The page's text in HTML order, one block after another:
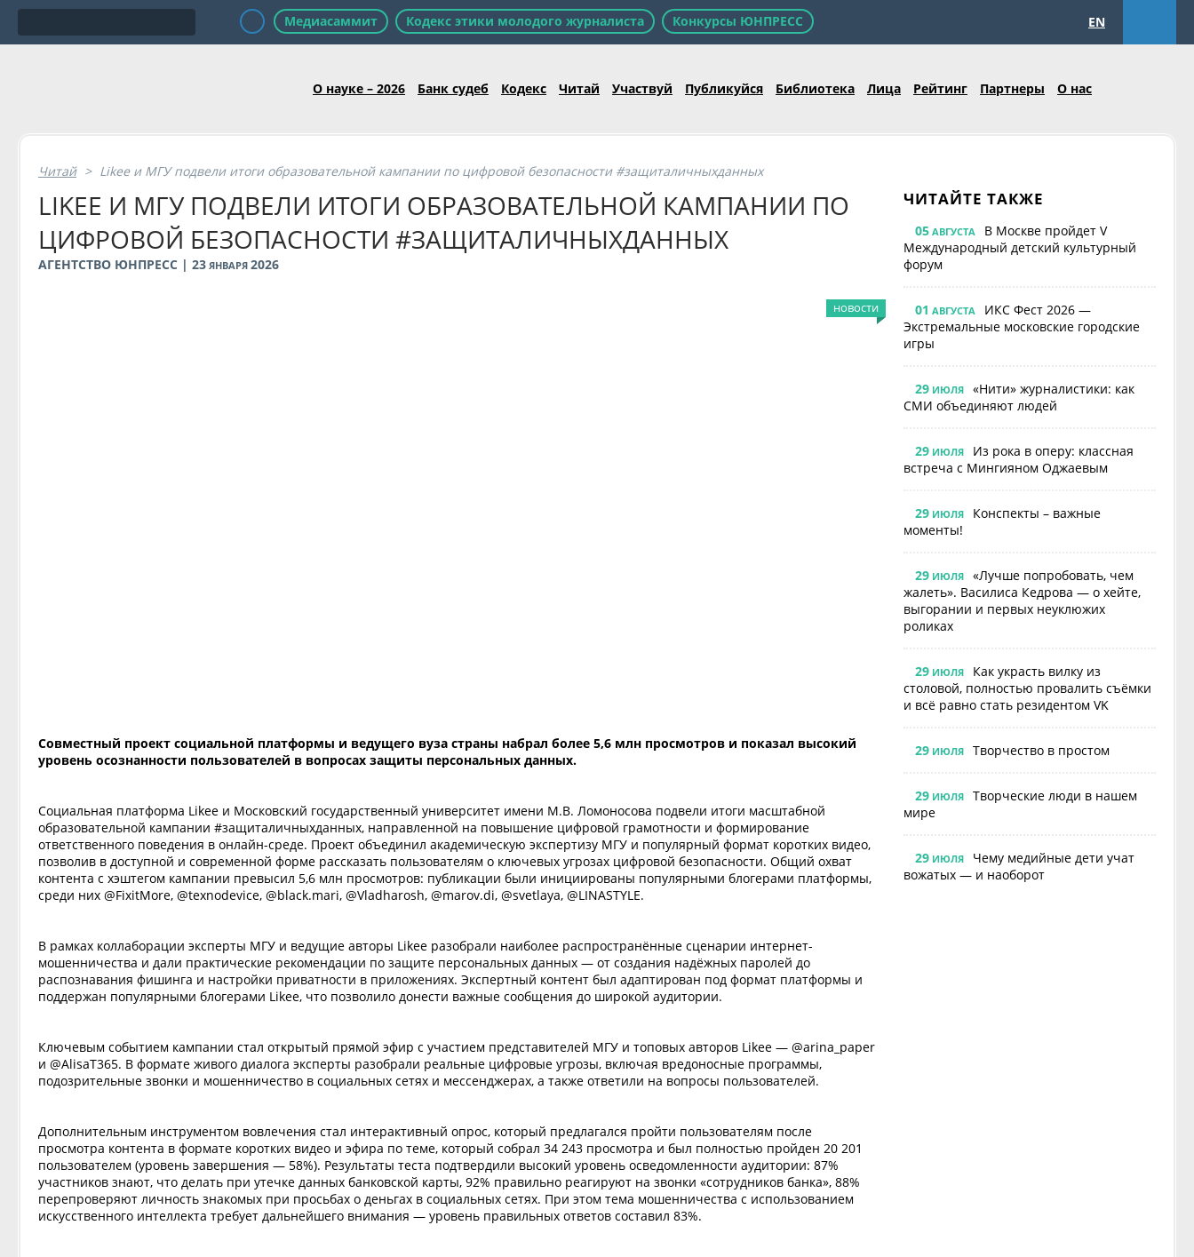
Медиасаммит Кодекс этики молодого журналиста Конкурсы ЮНПРЕСС EN
О науке – 2026 Банк судеб Кодекс Читай Участвуй Публикуйся Библиотека Лица Рейтинг Партнеры О нас
Читай > Likee и МГУ подвели итоги образовательной кампании по цифровой безопасности #защиталичныхданных
LIKEE И МГУ ПОДВЕЛИ ИТОГИ ОБРАЗОВАТЕЛЬНОЙ КАМПАНИИ ПО
ЦИФРОВОЙ БЕЗОПАСНОСТИ #ЗАЩИТАЛИЧНЫХДАННЫХ
АГЕНТСТВО ЮНПРЕСС | 23 ЯНВАРЯ 2026
новости
Совместный проект социальной платформы и ведущего вуза страны набрал более 5,6 млн просмотров и показал высокий
уровень осознанности пользователей в вопросах защиты персональных данных.
Социальная платформа Likee и Московский государственный университет имени М.В. Ломоносова подвели итоги масштабной
образовательной кампании #защиталичныхданных, направленной на повышение цифровой грамотности и формирование
ответственного поведения в онлайн-среде. Проект объединил академическую экспертизу МГУ и популярный формат коротких видео,
позволив в доступной и современной форме рассказать пользователям о ключевых угрозах цифровой безопасности. Общий охват
контента с хэштегом кампании превысил 5,6 млн просмотров: публикации были инициированы популярными блогерами платформы,
среди них @FixitMore, @texnodevice, @black.mari, @Vladharosh, @marov.di, @svetlaya, @LINASTYLE.
В рамках коллаборации эксперты МГУ и ведущие авторы Likee разобрали наиболее распространённые сценарии интернет-
мошенничества и дали практические рекомендации по защите персональных данных — от создания надёжных паролей до
распознавания фишинга и настройки приватности в приложениях. Экспертный контент был адаптирован под формат платформы и
поддержан популярными блогерами Likee, что позволило донести важные сообщения до широкой аудитории.
Ключевым событием кампании стал открытый прямой эфир с участием представителей МГУ и топовых авторов Likee — @arina_paper
и @AlisaT365. В формате живого диалога эксперты разобрали реальные цифровые угрозы, включая вредоносные программы,
подозрительные звонки и мошенничество в социальных сетях и мессенджерах, а также ответили на вопросы пользователей.
Дополнительным инструментом вовлечения стал интерактивный опрос, который предлагался пройти пользователям после
просмотра контента в формате коротких видео и эфира по теме, который собрал 34 243 просмотра и был полностью пройден 20 201
пользователем (уровень завершения — 58%). Результаты теста подтвердили высокий уровень осведомленности аудитории: 87%
участников знают, что делать при утечке данных банковской карты, 92% правильно реагируют на звонки «сотрудников банка», 88%
перепроверяют личность знакомых при просьбах о деньгах в социальных сетях. При этом тема мошенничества с использованием
искусственного интеллекта требует дальнейшего внимания — уровень правильных ответов составил 83%.
ЧИТАЙТЕ ТАКЖЕ
05АВГУСТА
В Москве пройдет V
Международный детский культурный
форум
01 АВГУСТА
ИКС Фест 2026 —
Экстремальные московские городские
игры
29ИЮЛЯ
«Нити» журналистики: как
СМИ объединяют людей
29ИЮЛЯ
Из рока в оперу: классная
встреча с Мингияном Оджаевым
29ИЮЛЯ
Конспекты – важные
моменты!
29ИЮЛЯ
«Лучше попробовать, чем
жалеть». Василиса Кедрова — о хейте,
выгорании и первых неуклюжих
роликах
29ИЮЛЯ
Как украсть вилку из
столовой, полностью провалить съёмки
и всё равно стать резидентом VK
29ИЮЛЯ Творчество в простом
29ИЮЛЯ
Творческие люди в нашем
мире
29ИЮЛЯ
Чему медийные дети учат
вожатых — и наоборот